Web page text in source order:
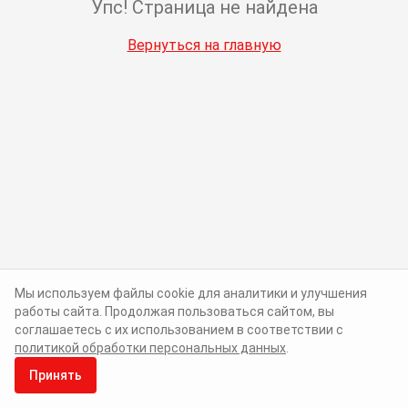
Упс! Страница не найдена
Вернуться на главную
Мы используем файлы cookie для аналитики и улучшения
работы сайта. Продолжая пользоваться сайтом, вы
соглашаетесь с их использованием в соответствии с
политикой обработки персональных данных
Принять